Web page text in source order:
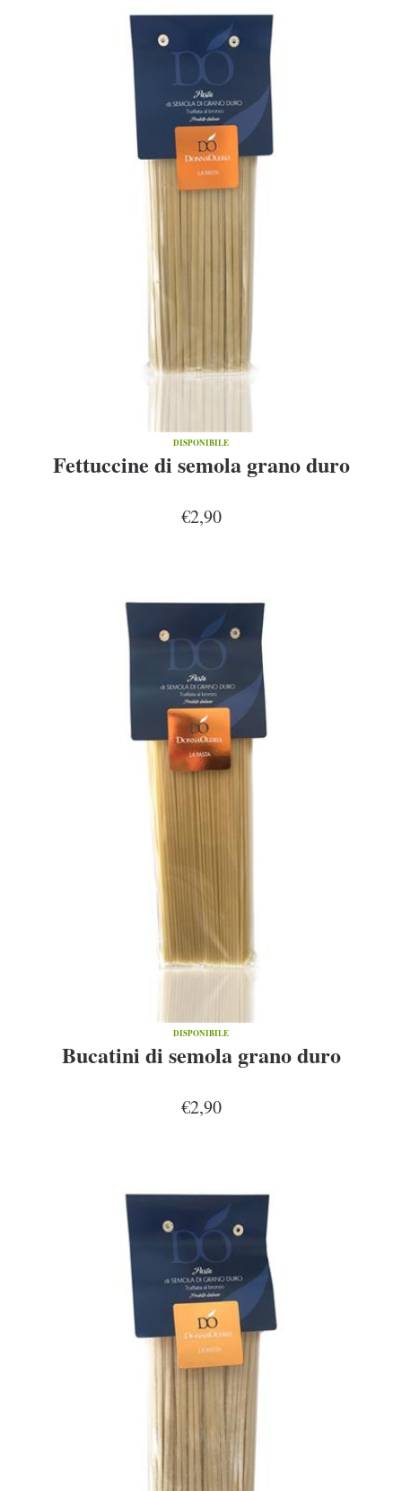
DISPONIBILE
Fettuccine di semola grano duro
€2,90
DISPONIBILE
Bucatini di semola grano duro
€2,90